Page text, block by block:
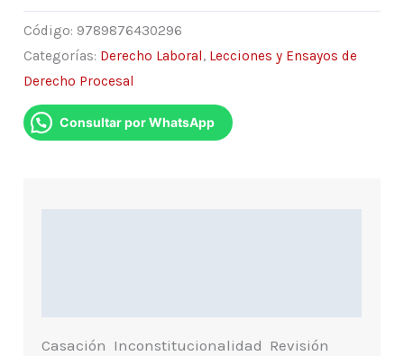
Código: 9789876430296
Categorías: Derecho Laboral, Lecciones y Ensayos de
Derecho Procesal
Consultar por WhatsApp
Casación  Inconstitucionalidad  Revisión